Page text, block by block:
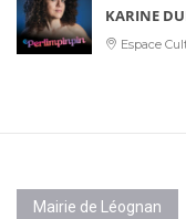
KARINE
Espace
Mairie de Léognan